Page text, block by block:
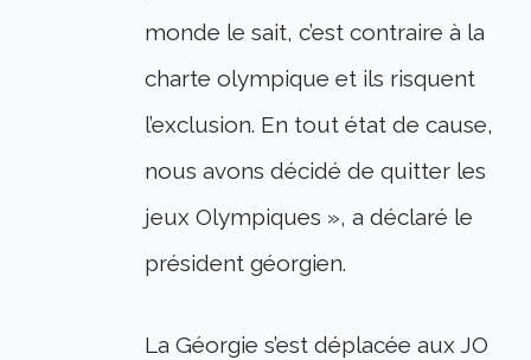
monde le sait, c’est contraire à la
charte olympique et ils risquent
l’exclusion. En tout état de cause,
nous avons décidé de quitter les
jeux Olympiques », a déclaré le
président géorgien.
La Géorgie s’est déplacée aux JO